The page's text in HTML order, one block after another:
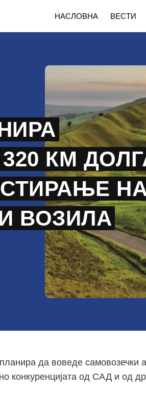
НАСЛОВНА ВЕСТИ
КМ
ВОЗИЛА
да воведе самовозечки
конкуренцијата од САД и од